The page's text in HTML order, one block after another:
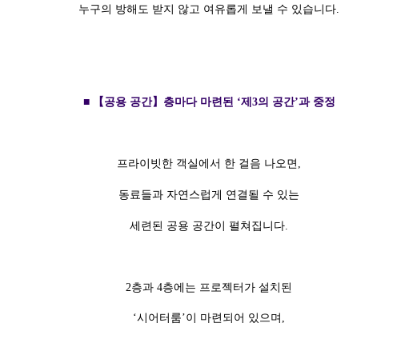
누구의 방해도 받지 않고 여유롭게 보낼 수 있습니다.
■ 【공용 공간】층마다 마련된 ‘제3의 공간’과 중정
프라이빗한 객실에서 한 걸음 나오면,
동료들과 자연스럽게 연결될 수 있는
세련된 공용 공간이 펼쳐집니다.
2층과 4층에는 프로젝터가 설치된
‘시어터룸’이 마련되어 있으며,